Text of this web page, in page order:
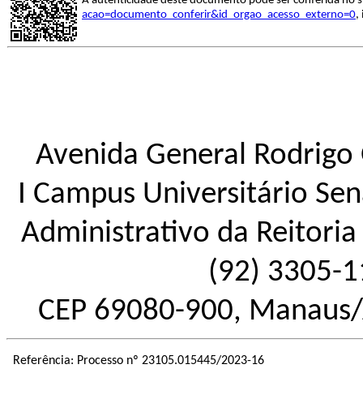
acao=documento_conferir&id_orgao_acesso_externo=0,
Avenida General
I Campus Universitário
Administrativo da
(92) 3305-
CEP 69080-900,
Referência: Processo nº 23105.015445/2023-16